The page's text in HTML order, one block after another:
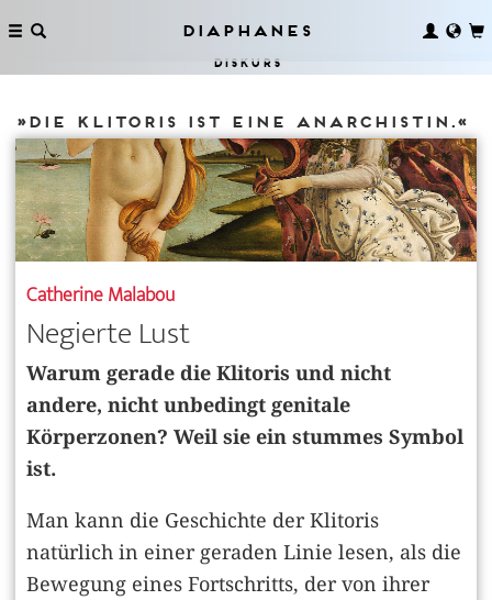
Diaphanes
Diskurs
»Die Klitoris ist eine Anarchistin.«
Catherine Malabou
Negierte Lust
Warum gerade die Klitoris und nicht
andere, nicht unbedingt genitale
Körperzonen? Weil sie ein stummes Symbol
ist.
Man kann die Geschichte der Klitoris
natürlich in einer geraden Linie lesen, als die
Bewegung eines Fortschritts, der von ihrer